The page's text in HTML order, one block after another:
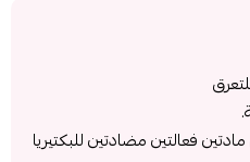
فعالتين مضادتين للبكتيريا